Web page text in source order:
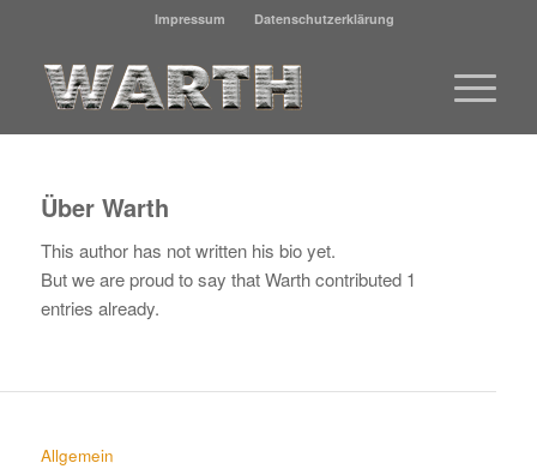
Impressum Datenschutzerklärung
Über Warth
This author has not written his bio yet.
But we are proud to say thatWarthcontributed 1
entries already.
Allgemein